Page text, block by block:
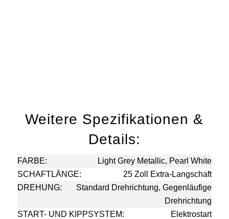
Weitere Spezifikationen &
Details:
FARBE:
Light Grey Metallic, Pearl White
SCHAFTLÄNGE:
25 Zoll Extra-Langschaft
DREHUNG:
Standard Drehrichtung, Gegenläufige
Drehrichtung
START- UND KIPPSYSTEM:
Elektrostart